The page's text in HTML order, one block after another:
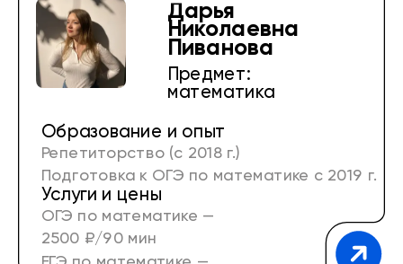
Дарья
Николаевна
Пиванова
Предмет:
математика
Образование и опыт
Репетиторство (с 2018 г.)
Подготовка к ОГЭ по математике с 2019 г.
Подготовка к ЕГЭ по математике с 2020 г.
Услуги и цены
ОГЭ по математике —
2500 ₽/90 мин